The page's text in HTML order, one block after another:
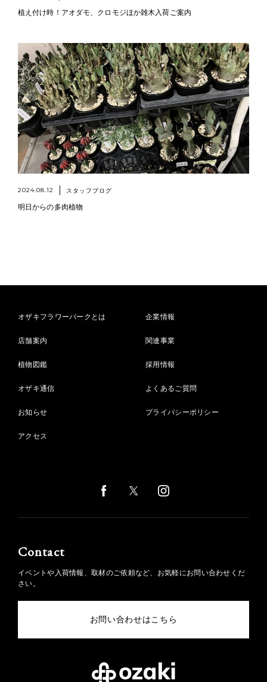
植え付け時！アオダモ、クロモジほか雑木入荷ご案内
2024.08.12 スタッフブログ
明日からの多肉植物
オザキフラワーパークとは
店舗案内
植物図鑑
オザキ通信
お知らせ
アクセス
企業情報
関連事業
採用情報
よくあるご質問
プライバシーポリシー
Contact
イベントや入荷情報、取材のご依頼など、お気軽にお問い合わせくだ
さい。
お問い合わせはこちら